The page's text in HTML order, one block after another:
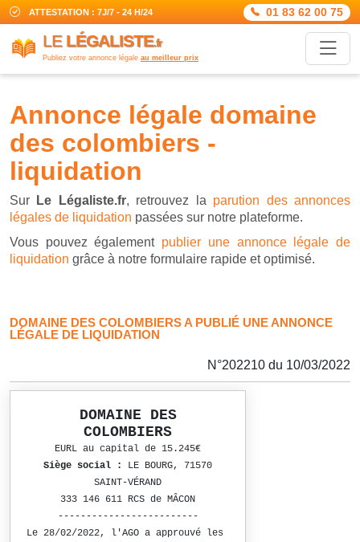
ATTESTATION : 7J/7 - 24 H/24 01 83 62 00 75
LE LÉGALISTE.fr
Publiez votre annonce légale au meilleur prix
annonce légale domaine
des colombiers -
liquidation
Sur Le Légaliste.fr, retrouvez la parution des annonces
légales de liquidation passées sur notre plateforme.
Vous pouvez également publier une annonce légale de
liquidation grâce à notre formulaire rapide et optimisé.
DOMAINE DES COLOMBIERS A PUBLIÉ UNE ANNONCE
LÉGALE DE LIQUIDATION
N°202210 du 10/03/2022
DOMAINE DES
COLOMBIERS
EURL au capital de 15.245€
Siège social : LE BOURG, 71570
SAINT-VÉRAND
333 146 611 RCS de MÂCON
-------------------------
Le 28/02/2022, l'AGO a approuvé les